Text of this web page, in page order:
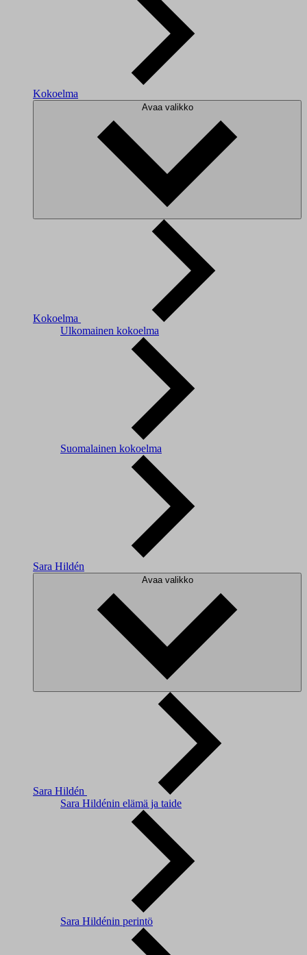
Kokoelma
Avaa valikko
Kokoelma
Ulkomainen kokoelma
Suomalainen kokoelma
Sara Hildén
Avaa valikko
Sara Hildén
Sara Hildénin elämä ja taide
Sara Hildénin perintö